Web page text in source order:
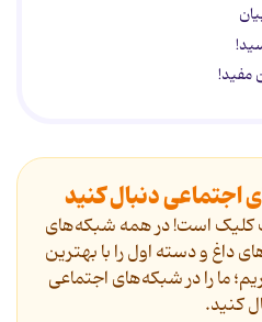
مفید!
اجتماعی دنبال کنید
کلیک است! در همه شبکه‌های
داغ و دسته اول را با بهترین
ما را در شبکه‌های اجتماعی
کنید.